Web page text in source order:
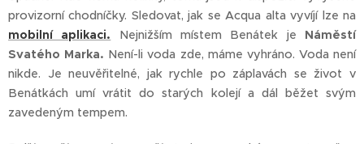
provizorní chodníčky. Sledovat, jak se Acqua alta vyvíjí lze na
mobilní aplikaci. Nejnižším místem Benátek je Náměstí
Svatého Marka. Není-li voda zde, máme vyhráno. Voda není
nikde. Je neuvěřitelné, jak rychle po záplavách se život v
Benátkách umí vrátit do starých kolejí a dál běžet svým
zavedeným tempem.